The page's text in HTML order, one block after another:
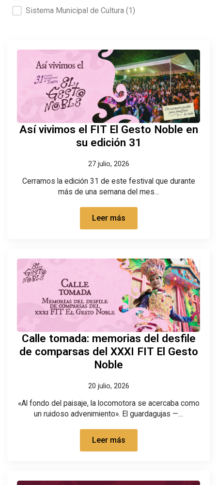
Sistema Municipal de Cultura (1)
Así vivimos el FIT El Gesto Noble en
su edición 31
27 julio, 2026
Cerramos la edición 31 de este festival que durante
más de una semana del mes…
Leer más
Calle tomada: memorias del desfile
de comparsas del XXXI FIT El Gesto
Noble
20 julio, 2026
«Al fondo del paisaje, la locomotora se acercaba como
un ruidoso advenimiento». El guardagujas —…
Leer más